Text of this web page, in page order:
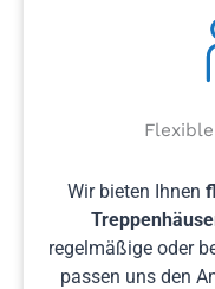
Wir bieten Ihnen
regelmäßige oder
passen uns den